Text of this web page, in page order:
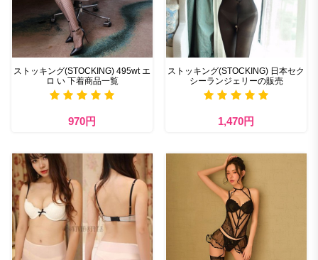
ストッキング(STOCKING) 495wt エ
ロ い 下着商品一覧
970円
ストッキング(STOCKING) 日本セク
シーランジェリーの販売
1,470円